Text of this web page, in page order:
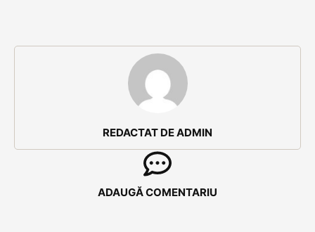
REDACTAT DE ADMIN
ADAUGĂ COMENTARIU